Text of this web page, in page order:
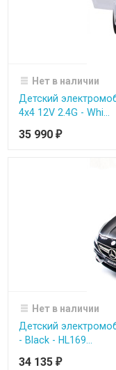
Нет в наличии
Детский
4x4 12V 2.4G - Whi...
35 990 ₽
Нет в наличии
Детский
- Black - HL169...
34 135 ₽